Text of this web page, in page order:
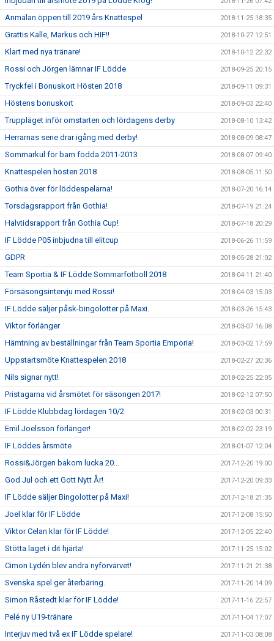
Anmälan öppen till 2019 års Knattespel 2018-11-25 18:35
Grattis Kalle, Markus och HIF!! 2018-10-27 12:51
Klart med nya tränare! 2018-10-12 22:32
Rossi och Jörgen lämnar IF Lödde 2018-09-25 20:15
Tryckfel i Bonuskort Hösten 2018 2018-09-11 09:31
Höstens bonuskort 2018-09-03 22:40
Truppläget inför omstarten och lördagens derby 2018-08-10 13:42
Herrarnas serie drar igång med derby! 2018-08-09 08:47
Sommarkul för barn födda 2011-2013 2018-08-07 09:40
Knattespelen hösten 2018 2018-08-05 11:50
Gothia över för löddespelarna! 2018-07-20 16:14
Torsdagsrapport från Gothia! 2018-07-19 21:24
Halvtidsrapport från Gothia Cup! 2018-07-18 20:29
IF Lödde P05 inbjudna till elitcup 2018-06-26 11:59
GDPR 2018-05-28 21:02
Team Sportia & IF Lödde Sommarfotboll 2018 2018-04-11 21:40
Försäsongsintervju med Rossi! 2018-04-03 15:03
IF Lödde säljer påsk-bingolotter på Maxi. 2018-03-26 15:43
Viktor förlänger 2018-03-07 16:08
Hämtning av beställningar från Team Sportia Emporia! 2018-03-02 17:59
Uppstartsmöte Knattespelen 2018 2018-02-27 20:36
Nils signar nytt! 2018-02-25 22:05
Pristagarna vid årsmötet för säsongen 2017! 2018-02-12 07:50
IF Lödde Klubbdag lördagen 10/2 2018-02-03 00:31
Emil Joelsson förlänger! 2018-02-02 23:19
IF Löddes årsmöte 2018-01-07 12:04
Rossi&Jörgen bakom lucka 20... 2017-12-20 19:00
God Jul och ett Gott Nytt År! 2017-12-20 09:33
IF Lödde säljer Bingolotter på Maxi! 2017-12-18 21:35
Joel klar för IF Lödde 2017-12-08 15:50
Viktor Celan klar för IF Lödde! 2017-12-05 22:40
Stötta laget i dit hjärta! 2017-11-25 15:02
Cimon Lydén blev andra nyförvärvet! 2017-11-21 21:38
Svenska spel ger återbäring. 2017-11-20 14:09
Simon Råstedt klar för IF Lödde! 2017-11-16 22:57
Pelé ny U19-tränare 2017-11-04 17:07
Interjuv med två ex IF Lödde spelare! 2017-11-03 08:08